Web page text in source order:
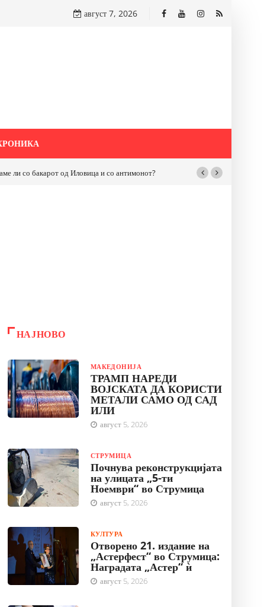
август 7, 2026
бакарот од Иловица и со антимонот?
НАЈНОВО
МАКЕДОНИЈА
ТРАМП НАРЕДИ
ВОЈСКАТА ДА КОРИСТИ
МЕТАЛИ САМО ОД САД
ИЛИ
август 5, 2026
СТРУМИЦА
Почнува реконструкцијата
на улицата „5-ти
Ноември“ во Струмица
август 5, 2026
КУЛТУРА
Отворено 21. издание на
„Астерфест“ во Струмица:
Наградата „Астер“ ѝ
август 5, 2026